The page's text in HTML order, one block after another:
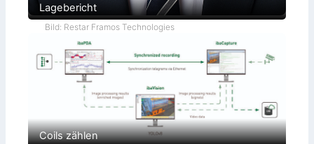
Lagebericht
Bild: Restar Framos Technologies
Coils zählen